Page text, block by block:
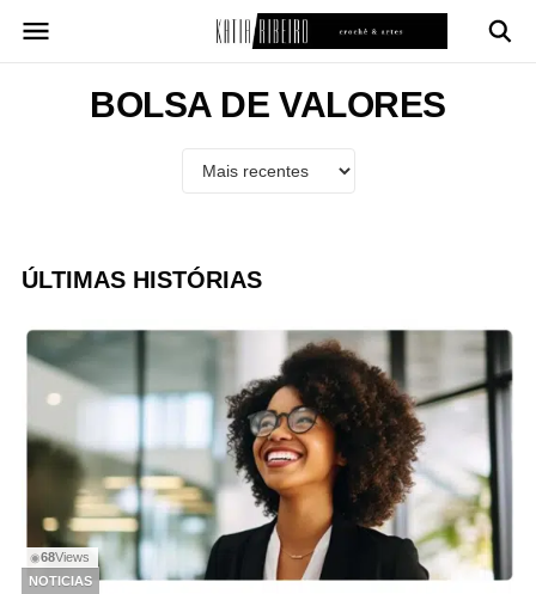
para
BOLSA DE VALORES
ÚLTIMAS HISTÓRIAS
◉68Views
NOTICIAS